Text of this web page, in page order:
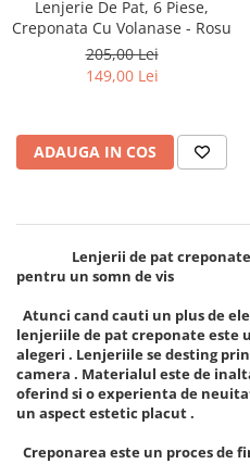
Lenjerie De Pat, 6 Piese,
Creponata Cu Volanase - Rosu
205,00 Lei
149,00 Lei
ADAUGA IN COS
Lenjerii de pat
pentru un somn de vis
Atunci cand cauti un plus de
lenjeriile de pat creponate este
alegeri . Lenjeriile se desting
camera . Materialul este de
oferind si o experienta de
un aspect estetic placut .
Creponarea este un proces de